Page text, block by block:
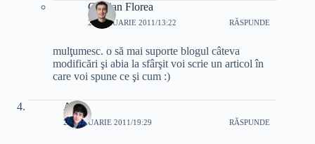
Cristian Florea
26 IANUARIE 2011/13:22 RĂSPUNDE
mulţumesc. o să mai suporte blogul câteva
modificări şi abia la sfârşit voi scrie un articol în
care voi spune ce şi cum :)
Adi
26 IANUARIE 2011/19:29 RĂSPUNDE